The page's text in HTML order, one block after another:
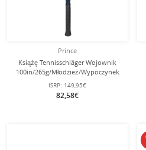
Prince
Książę Tennisschläger Wojownik
100in/265g/Młodzież/Wypoczynek
niebieskoszary/brązowy -
naciągnięty -
fSRP: 149,95€
82,58€